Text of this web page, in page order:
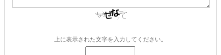
上に表示された文字を入力してください。